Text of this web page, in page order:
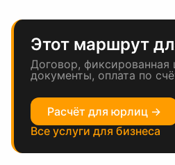
Этот маршрут
Договор,
документы, оплата по
Расчёт для юрлиц →
Все услуги для бизнеса